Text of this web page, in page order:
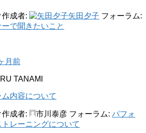
作成者: 矢田夕子 フォーラム:
ーで聞きたいこと
月前
TANAMI
内容について
作成者: 市川泰彦 フォーラム: パフォ
トレーニングについて